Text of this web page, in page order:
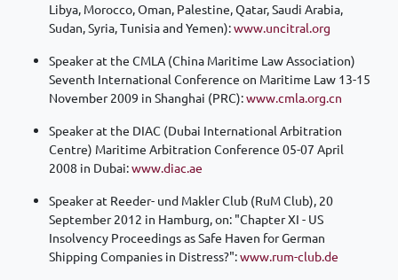
Libya, Morocco, Oman, Palestine, Qatar, Saudi Arabia,
Sudan, Syria, Tunisia and Yemen):www.uncitral.org
Speaker at the CMLA (China Maritime Law Association)
Seventh International Conference on Maritime Law 13-15
November 2009 in Shanghai (PRC):www.cmla.org.cn
Speaker at the DIAC (Dubai International Arbitration
Centre) Maritime Arbitration Conference 05-07 April
2008 in Dubai:www.diac.ae
Speaker at Reeder- und Makler Club (RuM Club), 20
September 2012 in Hamburg, on: "Chapter XI - US
Insolvency Proceedings as Safe Haven for German
Shipping Companies in Distress?":www.rum-club.de